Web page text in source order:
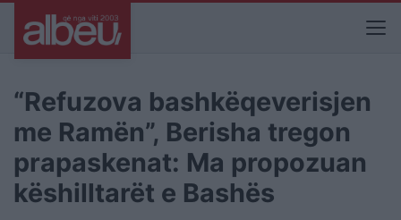
“Refuzova bashkëqeverisjen
me Ramën”, Berisha tregon
prapaskenat: Ma propozuan
këshilltarët e Bashës